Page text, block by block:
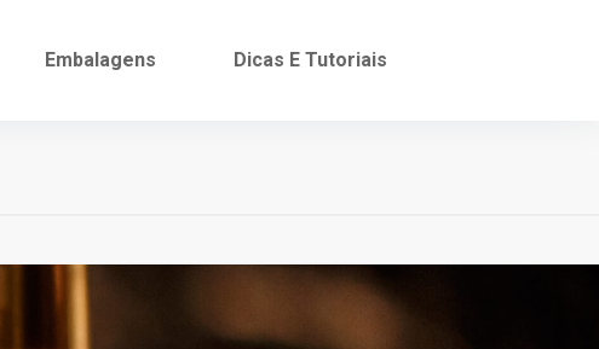
Embalagens Dicas E Tutoriais